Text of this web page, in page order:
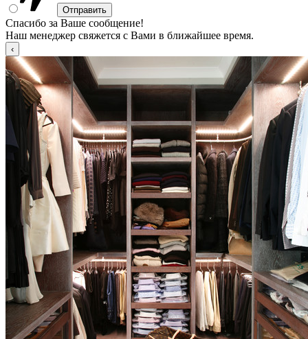
Спасибо за Ваше сообщение!
Наш менеджер свяжется с Вами в ближайшее время.